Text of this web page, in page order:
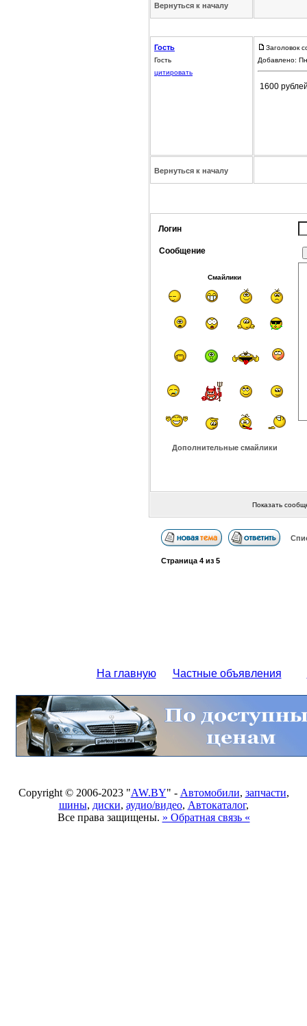
Вернуться к началу
Гость
Гость
цитировать
Заголовок
Добавлено:
1600
Вернуться к началу
Логин
Сообщение
Смайлики
Дополнительные смайлики
Показать
Страница 4из 5
На главную Частные объявления
Copyright © 2006-2023 "AW.BY" - Автомобили, запчасти,
шины, диски, аудио/видео, Автокаталог,
Все права защищены. » Обратная связь «